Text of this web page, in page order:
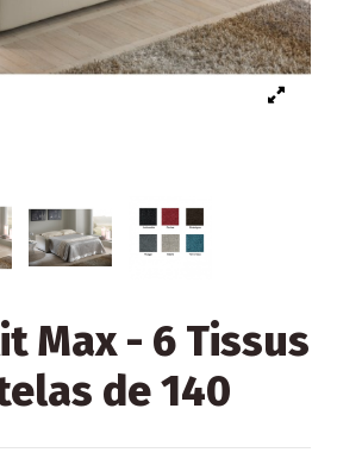
Max - 6 Tissus
de 140